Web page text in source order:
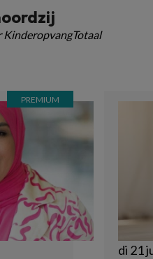
KinderopvangTotaal
di 21